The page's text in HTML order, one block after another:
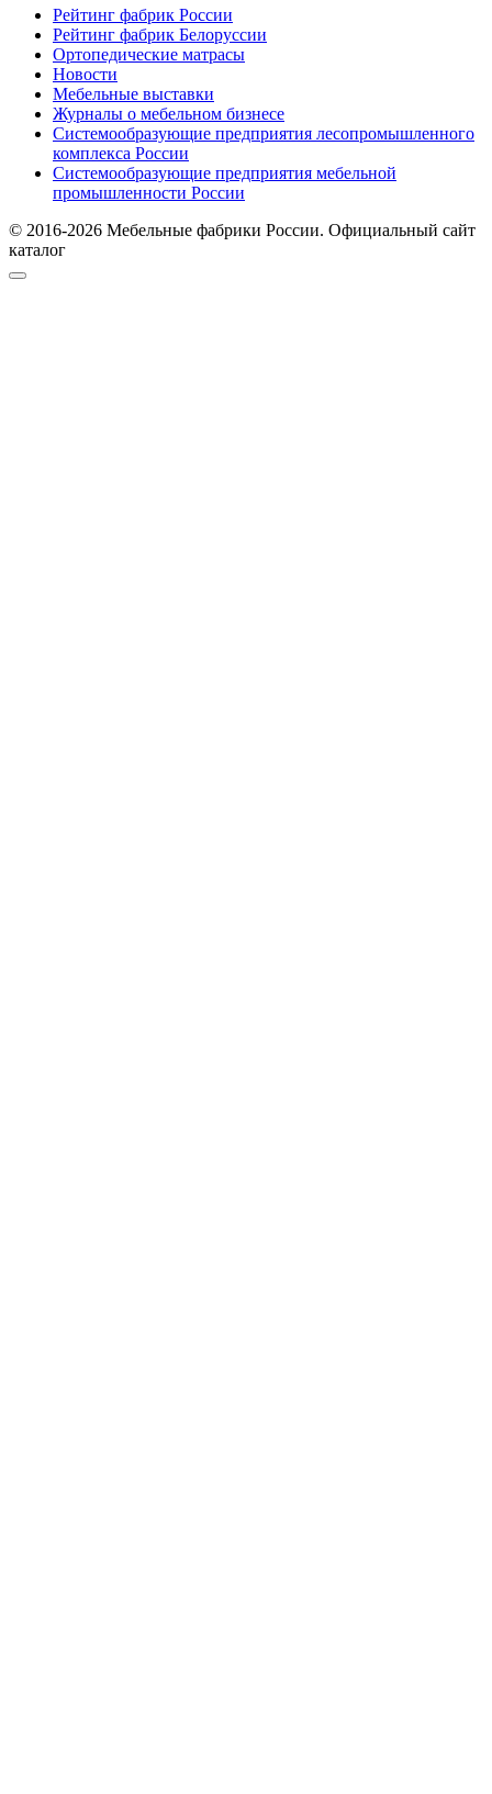
Рейтинг фабрик России
Рейтинг фабрик Белоруссии
Ортопедические матрасы
Новости
Мебельные выставки
Журналы о мебельном бизнесе
Системообразующие предприятия лесопромышленного
комплекса России
Системообразующие предприятия мебельной
промышленности России
© 2016-2026 Мебельные фабрики России. Официальный сайт
каталог